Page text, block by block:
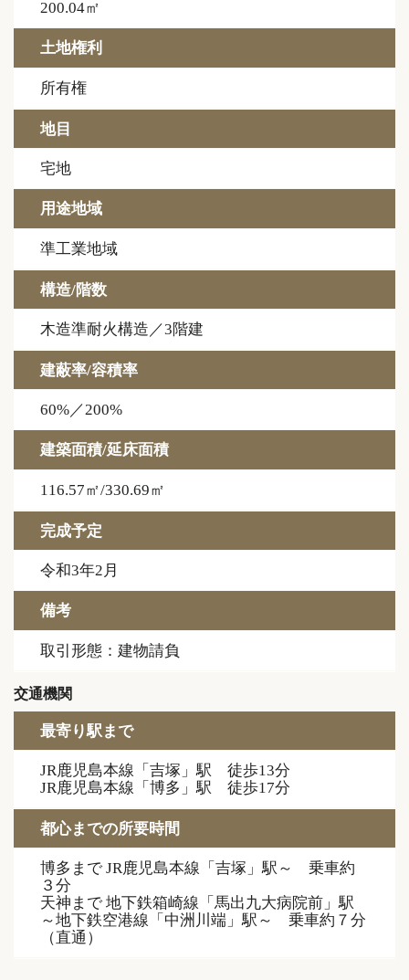
200.04㎡
土地権利
所有権
地目
宅地
用途地域
準工業地域
構造/階数
木造準耐火構造／3階建
建蔽率/容積率
60%／200%
建築面積/延床面積
116.57㎡/330.69㎡
完成予定
令和3年2月
備考
取引形態：建物請負
交通機関
最寄り駅まで
JR鹿児島本線「吉塚」駅 徒歩13分
JR鹿児島本線「博多」駅 徒歩17分
都心までの所要時間
博多まで JR鹿児島本線「吉塚」駅～ 乗車約
３分
天神まで 地下鉄箱崎線「馬出九大病院前」駅
～地下鉄空港線「中洲川端」駅～ 乗車約７分
（直通）